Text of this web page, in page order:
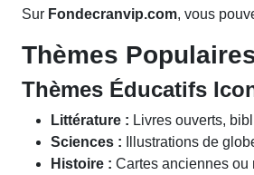
Sur Fondecranvip.com, vous
Thèmes
Thèmes Éducatifs
Littérature : Livres ouverts,
Sciences : Illustrations de
Histoire : Cartes anciennes ou